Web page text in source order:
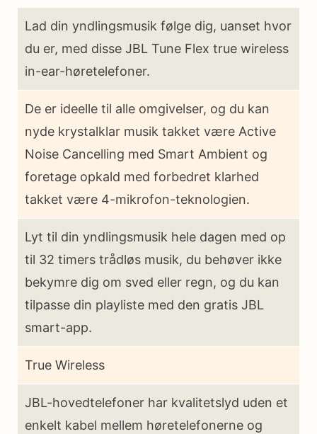
Lad din yndlingsmusik følge dig, uanset hvor
du er, med disse JBL Tune Flex true wireless
in-ear-høretelefoner.
De er ideelle til alle omgivelser, og du kan
nyde krystalklar musik takket være Active
Noise Cancelling med Smart Ambient og
foretage opkald med forbedret klarhed
takket være 4-mikrofon-teknologien.
Lyt til din yndlingsmusik hele dagen med op
til 32 timers trådløs musik, du behøver ikke
bekymre dig om sved eller regn, og du kan
tilpasse din playliste med den gratis JBL
smart-app.
True Wireless
JBL-hovedtelefoner har kvalitetslyd uden et
enkelt kabel mellem høretelefonerne og